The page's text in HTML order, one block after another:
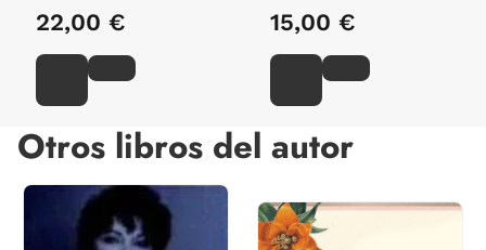
22,00 € 15,00 €
Otros libros del autor